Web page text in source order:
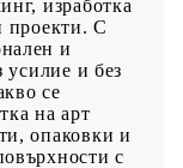
изработка
проекти. С
и
усилие и без
се
на арт
опаковки и
с